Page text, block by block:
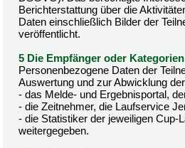
Berichterstattung über die
Daten einschließlich Bilder der
veröffentlicht.
5 Die Empfänger oder
Personenbezogene Daten der
Auswertung und zur Abwicklung
- das Melde- und Ergebnisportal,
- die Zeitnehmer, die Laufservice
- die Statistiker der jeweiligen Cup-
weitergegeben.